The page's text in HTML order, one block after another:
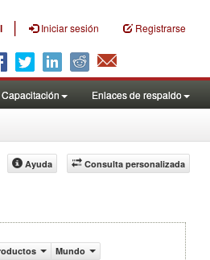
| Iniciar sesión Registrarse
Capacitación Enlaces de respaldo
Consulta personalizada
Ayuda
Mundo